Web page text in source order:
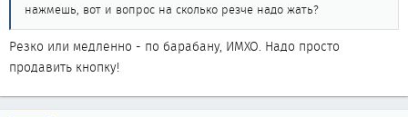
нажмешь, вот и вопрос на сколько резче надо жать?
Резко или медленно - по барабану, ИМХО. Надо просто
продавить кнопку!